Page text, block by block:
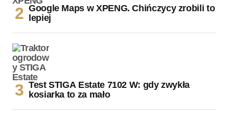
Google Maps w XPENG. Chińczycy zrobili to
lepiej
Test STIGA Estate 7102 W: gdy zwykła
kosiarka to za mało